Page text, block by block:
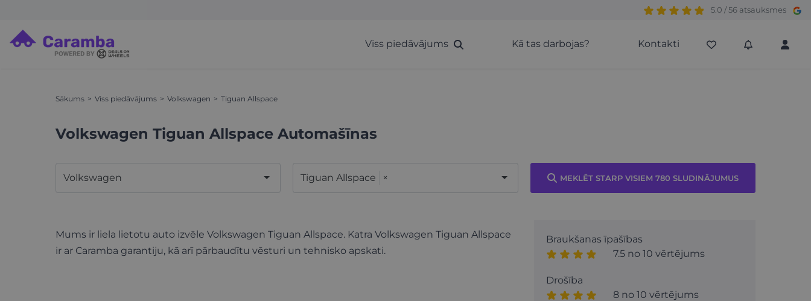
5.0 / 56 atsauksmes
Viss piedāvājums Kā tas darbojas? Kontakti
Sākums Viss piedāvājums Volkswagen Tiguan Allspace
Volkswagen Tiguan Allspace Automašīnas
Volkswagen Tiguan Allspace × MEKLĒT STARP VISIEM 780 SLUDINĀJUMUS
Mums ir liela lietotu auto izvēle Volkswagen Tiguan Allspace. Katra Volkswagen Tiguan Allspace
ir ar Caramba garantiju, kā arī pārbaudītu vēsturi un tehnisko apskati.
Braukšanas īpašības
7.5 no 10 vērtējums
Drošība
8 no 10 vērtējums